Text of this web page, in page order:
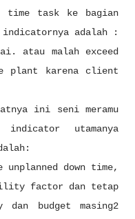
time task ke bagian
adalah :
atau malah exceed
plant karena client
ini seni meramu
utamanya
down time,
factor dan tetap
dan budget masing2